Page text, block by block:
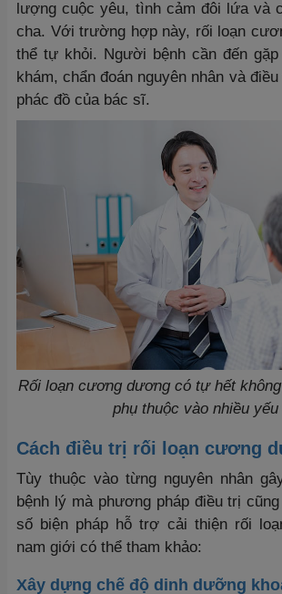
lượng cuộc yêu, tình cảm đôi lứa và
cha. Với trường hợp này, rối loạn
thể tự khỏi. Người bệnh cần đến
khám, chẩn đoán nguyên nhân và
phác đồ của bác sĩ.
Rối loạn cương dương có tự hết
phụ thuộc vào nhiều yếu
Cách điều trị rối loạn cương
Tùy thuộc vào từng nguyên nhân
bệnh lý mà phương pháp điều trị
số biện pháp hỗ trợ cải thiện rối
nam giới có thể tham khảo:
Xây dựng chế độ dinh dưỡng